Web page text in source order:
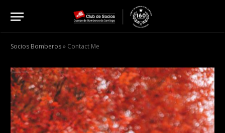
Socios Bomberos» Contact Me